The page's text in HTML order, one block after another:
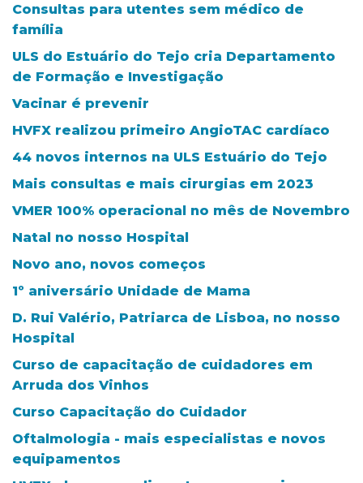
Consultas para utentes sem médico de
família
ULS do Estuário do Tejo cria Departamento
de Formação e Investigação
Vacinar é prevenir
HVFX realizou primeiro AngioTAC cardíaco
44 novos internos na ULS Estuário do Tejo
Mais consultas e mais cirurgias em 2023
VMER 100% operacional no mês de Novembro
Natal no nosso Hospital
Novo ano, novos começos
1º aniversário Unidade de Mama
D. Rui Valério, Patriarca de Lisboa, no nosso
Hospital
Curso de capacitação de cuidadores em
Arruda dos Vinhos
Curso Capacitação do Cuidador
Oftalmologia - mais especialistas e novos
equipamentos